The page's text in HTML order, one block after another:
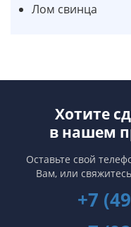
Лом свинца
Хотите
в нашем
Оставьте свой
Вам, или
+7